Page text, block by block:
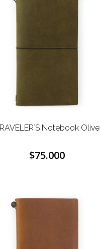
Notebook Olive
$75.000